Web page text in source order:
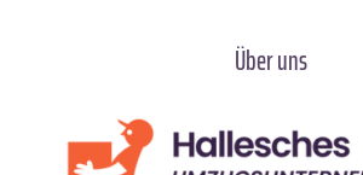
Über uns